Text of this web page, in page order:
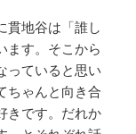
地谷は「誰し
ます。そこから
っていると思い
ちゃんと向き合
きです。だれか